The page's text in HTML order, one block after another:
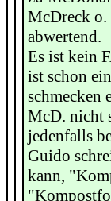
McDreck o.
abwertend.
Es ist kein
ist schon
schmecken
McD. nicht
jedenfalls
Guido
kann,